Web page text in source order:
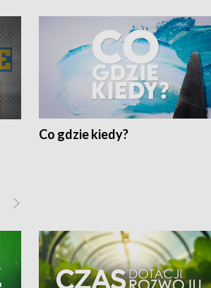
Co gdzie kiedy?